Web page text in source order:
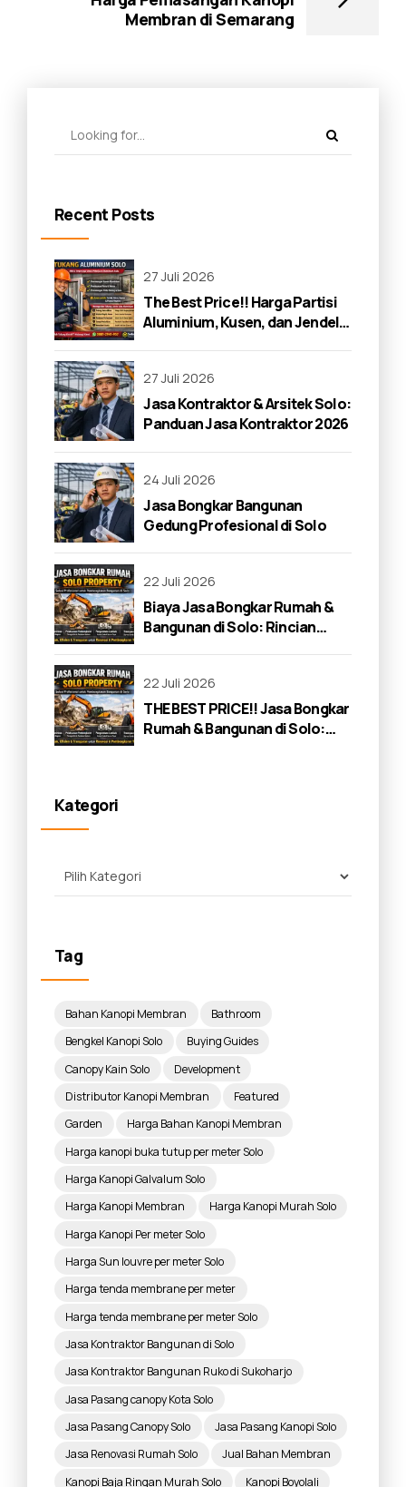
Membran di Semarang
Recent Posts
27 Juli 2026
The Best Price!! Harga Partisi
Aluminium, Kusen, dan Jendela
27 Juli 2026
Jasa Kontraktor & Arsitek Solo:
Panduan Jasa Kontraktor 2026
24 Juli 2026
Jasa Bongkar Bangunan
Gedung Profesional di Solo
22 Juli 2026
Biaya Jasa Bongkar Rumah &
Bangunan di Solo: Rincian
22 Juli 2026
THE BEST PRICE!! Jasa Bongkar
Rumah & Bangunan di Solo:
Kategori
Tag
Bahan Kanopi Membran
Bathroom
Bengkel Kanopi Solo
Buying Guides
Canopy Kain Solo
Development
Distributor Kanopi Membran
Featured
Garden
Harga Bahan Kanopi Membran
Harga kanopi buka tutup per meter Solo
Harga Kanopi Galvalum Solo
Harga Kanopi Membran
Harga Kanopi Murah Solo
Harga Kanopi Per meter Solo
Harga Sun louvre per meter Solo
Harga tenda membrane per meter
Harga tenda membrane per meter Solo
Jasa Kontraktor Bangunan di Solo
Jasa Kontraktor Bangunan Ruko di Sukoharjo
Jasa Pasang canopy Kota Solo
Jasa Pasang Canopy Solo
Jasa Pasang Kanopi Solo
Jasa Renovasi Rumah Solo
Jual Bahan Membran
Kanopi Baja Ringan Murah Solo
Kanopi Boyolali